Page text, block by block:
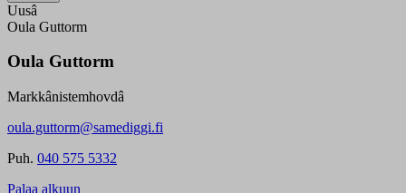
Uusâ
Oula Guttorm
Oula Guttorm
Markkânistemhovdâ
oula.guttorm@samediggi.fi
Puh. 040 575 5332
Palaa alkuun